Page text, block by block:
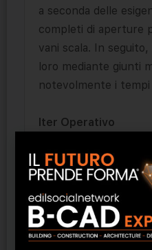
a seconda delle
completi di aperture
vani scala. In
loro mediante giunti
notevolmente i tempi
Iter Operativo
Con una perfetta
l’azienda è possibile
elevato grado di
facilitando il
riducendo